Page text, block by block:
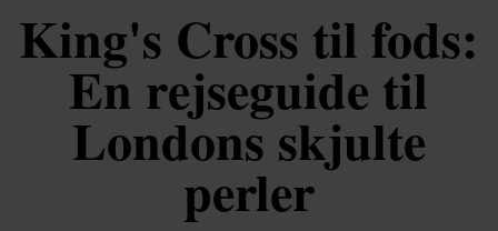
King's Cross til fods:
En rejseguide til
Londons skjulte
perler